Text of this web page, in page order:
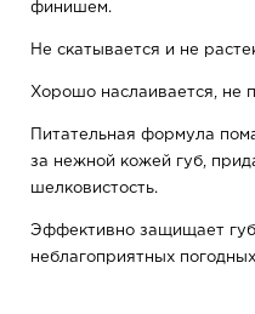
финишем.
Не скатывается и не
Хорошо наслаивается, не
Питательная формула
за нежной кожей губ,
шелковистость.
Эффективно защищает
неблагоприятных